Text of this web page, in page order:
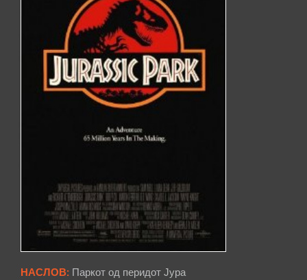
НАСЛОВ: Паркот од перидот Јура